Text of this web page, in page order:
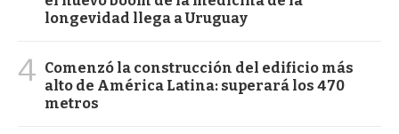
longevidad llega a Uruguay
4 Comenzó la construcción del edificio más
alto de América Latina: superará los 470
metros